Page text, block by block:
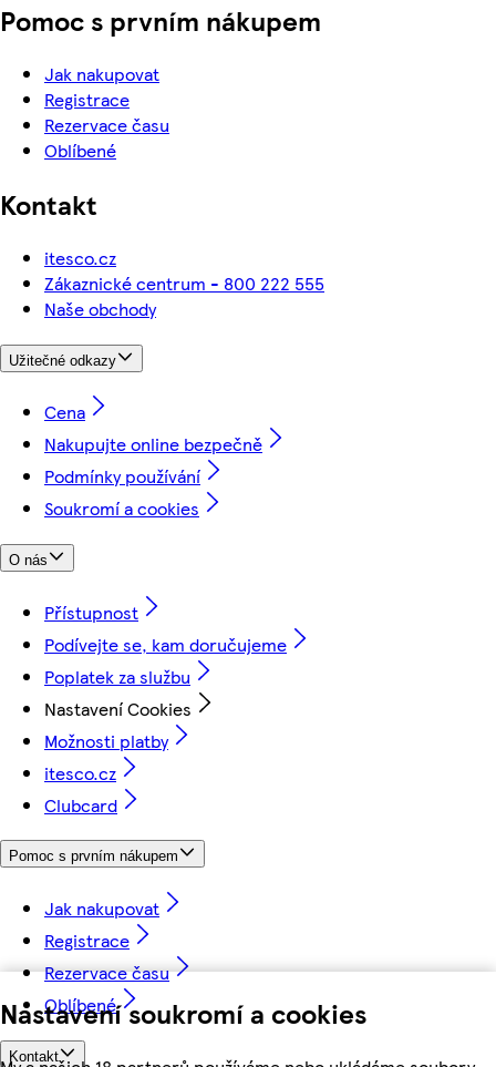
Nastavení soukromí a cookies
Pomoc s prvním nákupem
Jak nakupovat
Registrace
Rezervace času
Oblíbené
Kontakt
itesco.cz
Zákaznické centrum - 800 222 555
Naše obchody
Užitečné odkazy
Cena
Nakupujte online bezpečně
Podmínky používání
Soukromí a cookies
O nás
Přístupnost
Podívejte se, kam doručujeme
Poplatek za službu
Nastavení Cookies
Možnosti platby
itesco.cz
Clubcard
Pomoc s prvním nákupem
Jak nakupovat
Registrace
Rezervace času
Oblíbené
Kontakt